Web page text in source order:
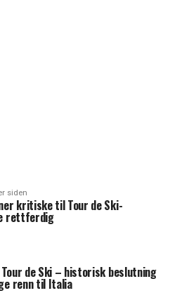
siden
kritiske til Tour de Ski-
rettferdig
de Ski – historisk beslutning
renn til Italia